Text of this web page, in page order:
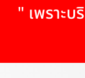
" เพราะบ